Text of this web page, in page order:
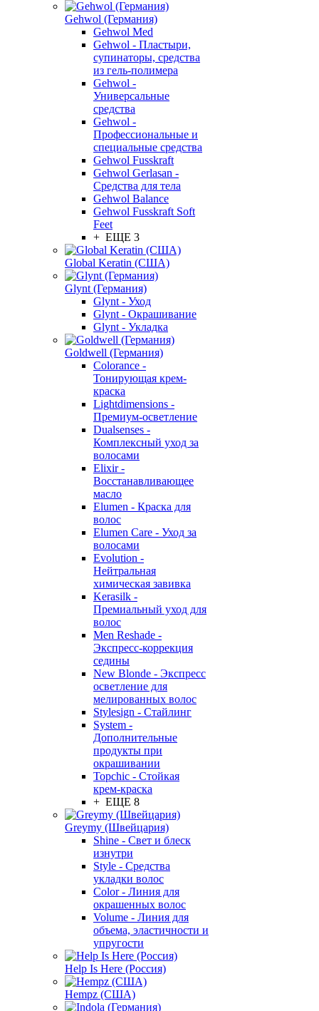
Gehwol (Германия)
Gehwol Med
Gehwol - Пластыри,
супинаторы, средства
из гель-полимера
Gehwol -
Универсальные
средства
Gehwol -
Профессиональные и
специальные средства
Gehwol Fusskraft
Gehwol Gerlasan -
Средства для тела
Gehwol Balance
Gehwol Fusskraft Soft
Feet
+ ЕЩЕ 3
Global Keratin (США)
Glynt (Германия)
Glynt - Уход
Glynt - Окрашивание
Glynt - Укладка
Goldwell (Германия)
Colorance -
Тонирующая крем-
краска
Lightdimensions -
Премиум-осветление
Dualsenses -
Комплексный уход за
волосами
Elixir -
Восстанавливающее
масло
Elumen - Краска для
волос
Elumen Care - Уход за
волосами
Evolution -
Нейтральная
химическая завивка
Kerasilk -
Премиальный уход для
волос
Men Reshade -
Экспресс-коррекция
седины
New Blonde - Экспресс
осветление для
мелированных волос
Stylesign - Стайлинг
System -
Дополнительные
продукты при
окрашивании
Topchic - Стойкая
крем-краска
+ ЕЩЕ 8
Greymy (Швейцария)
Shine - Свет и блеск
изнутри
Style - Средства
укладки волос
Color - Линия для
окрашенных волос
Volume - Линия для
объема, эластичности и
упругости
Help Is Here (Россия)
Hempz (США)